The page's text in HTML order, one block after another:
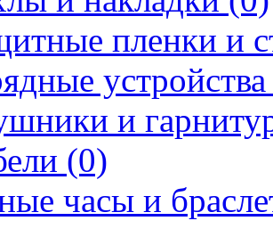
пленки и
и
(0)
часы и